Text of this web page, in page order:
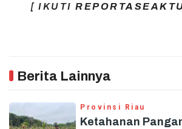
[ IKUTI
Berita Lainnya
Provinsi Riau
Ketahanan